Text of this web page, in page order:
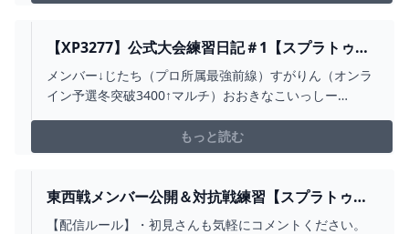
【XP3277】公式大会練習日記＃1【スプラトゥー
ン3/初見さんコメント大歓迎】 - YOUTUBE
メンバー↓じたち（プロ所属最強前線）すがりん（オンラ
イン予選冬突破3400↑マルチ）おおきなこいっしー
ル】・初見さんも気軽にコメントください。質問等なん
でもコメント大歓迎です！・過度な暴言、他の配信者さ
とかお...
もっと読む
東西戦メンバー公開＆対抗戦練習【スプラトゥー
ン3/初見さんコメント大歓迎】 - YOUTUBE
【配信ルール】・初見さんも気軽にコメントください。